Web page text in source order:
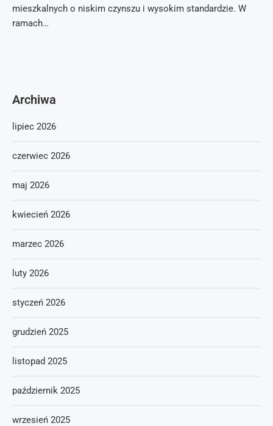
mieszkalnych o niskim czynszu i wysokim standardzie. W
ramach…
Archiwa
lipiec 2026
czerwiec 2026
maj 2026
kwiecień 2026
marzec 2026
luty 2026
styczeń 2026
grudzień 2025
listopad 2025
październik 2025
wrzesień 2025